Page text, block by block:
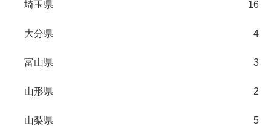
埼玉県 16
大分県 4
富山県 3
山形県 2
山梨県 5